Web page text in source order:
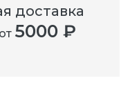
доставка
5000 ₽